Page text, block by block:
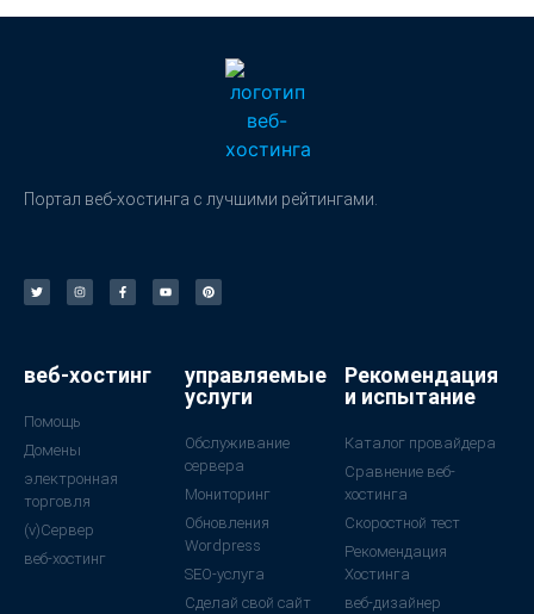
Портал веб-хостинга с лучшими рейтингами.
веб-хостинг
Помощь
Домены
электронная
торговля
(v)Сервер
веб-хостинг
управляемые
услуги
Обслуживание
сервера
Мониторинг
Обновления
Wordpress
SEO-услуга
Сделай свой сайт
Рекомендация
и испытание
Каталог провайдера
Сравнение веб-
хостинга
Скоростной тест
Рекомендация
Хостинга
веб-дизайнер